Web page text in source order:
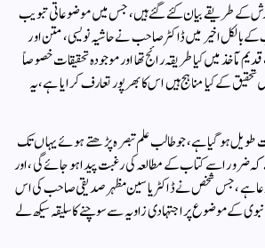
کے طریقے بیان کئے گئے ہیں، جس میں موضوعاتی تبویب
کے بالکل اخیر میں ڈاکٹر صاحب نے حاشیہ نویسی، متن اور
مآخذ میں کیا طریقہ رائج تھا اور موجودہ تحقیقات خصوصاً
کے کیا مناہج ہیں اس کا بھرپور تعارف کرایا ہے، یہ
طویل ہوگیا ہے، جو طالب علم تبصرہ پڑھتے ہوئے یہاں تک
کہ ضرور اسے کتاب کے مطالعہ کی رغبت پیدا ہو جائے گی، اور
و مدعا ہے، جس شخص نے ڈاکٹر یاسین مظہر صدیقی صاحب کی اس
کے موضوع پر اجتہادی زاویہ سے سوچنے کا سلیقہ سیکھ لے